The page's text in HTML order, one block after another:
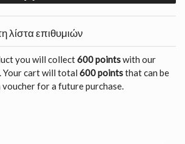
λίστα επιθυμιών
you will collect600 pointswith our
Your cart will total 600 pointsthat can be
for a future purchase.